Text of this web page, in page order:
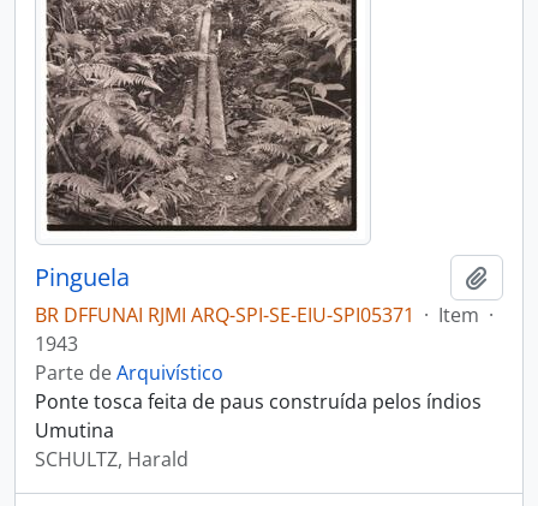
Pinguela
BR DFFUNAI RJMI ARQ-SPI-SE-EIU-SPI05371 · Item ·
1943
Parte deArquivístico
Ponte tosca feita de paus construída pelos índios
Umutina
SCHULTZ, Harald